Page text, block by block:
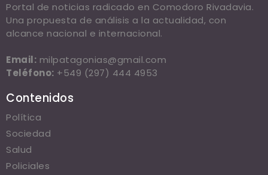
Portal de noticias radicado en Comodoro Rivadavia.
Una propuesta de análisis a la actualidad, con
alcance nacional e internacional.
Email: milpatagonias@gmail.com
Teléfono: +549 (297) 444 4953
Contenidos
Política
Sociedad
Salud
Policiales